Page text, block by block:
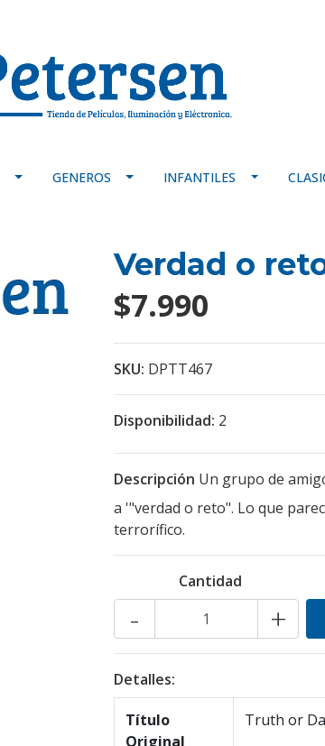
GENEROS INFANTILES
Verdad o
$7.990
SKU: DPTT467
Disponibilidad: 2
Descripción Un grupo de
a '"verdad o reto". Lo que
terrorífico.
Cantidad
+
-
Detalles:
Título
Original
Truth or